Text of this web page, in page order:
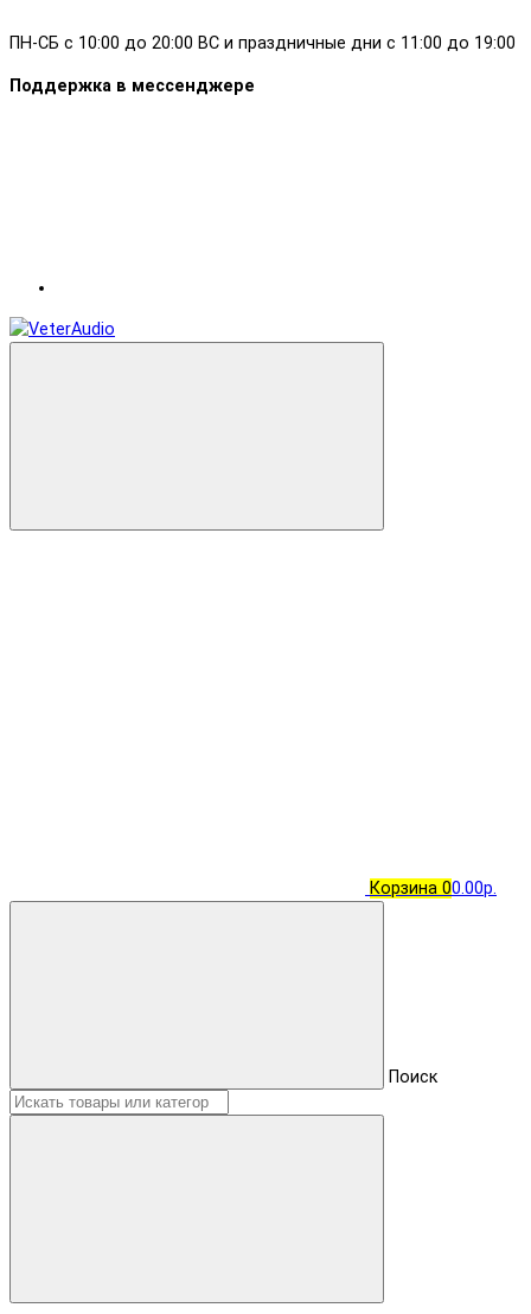
ПН-СБ с 10:00 до 20:00 ВС и праздничные дни с 11:00 до 19:00
Поддержка в мессенджере
Корзина 00.00р.
Поиск